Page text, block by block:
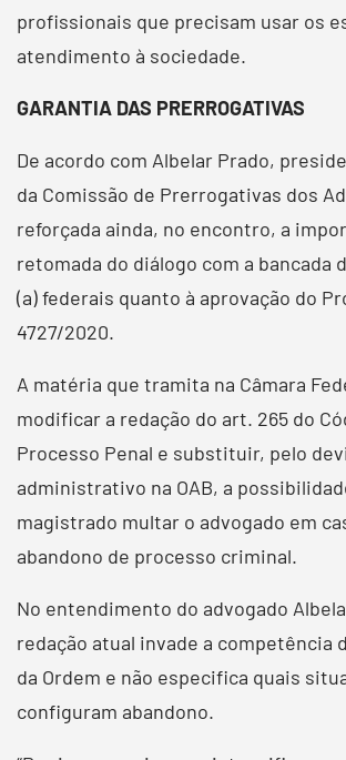
profissionais que precisam usar os
atendimento à sociedade.
GARANTIA DAS PRERROGATIVAS
De acordo com Albelar Prado,
da Comissão de Prerrogativas dos
reforçada ainda, no encontro, a
retomada do diálogo com a bancada
(a) federais quanto à aprovação do
4727/2020.
A matéria que tramita na Câmara
modificar a redação do art. 265 do
Processo Penal e substituir, pelo
administrativo na OAB, a
magistrado multar o advogado em
abandono de processo criminal.
No entendimento do advogado
redação atual invade a competência
da Ordem e não especifica quais
configuram abandono.